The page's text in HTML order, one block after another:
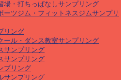
場・打ちっぱなしサンプリング
ーツジム・フィットネスジムサンプリ
リング
ール・ダンス教室サンプリング
サンプリング
サンプリング
プリング
サンプリング